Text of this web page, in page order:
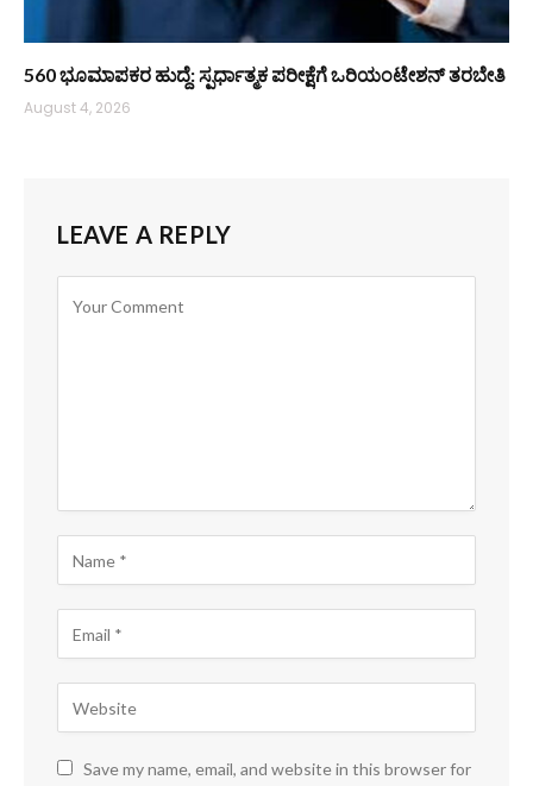
560 ಭೂಮಾಪಕರ ಹುದ್ದೆ: ಸ್ಪರ್ಧಾತ್ಮಕ ಪರೀಕ್ಷೆಗೆ ಒರಿಯಂಟೇಶನ್ ತರಬೇತಿ
August 4, 2026
LEAVE A REPLY
Save my name, email, and website in this browser for